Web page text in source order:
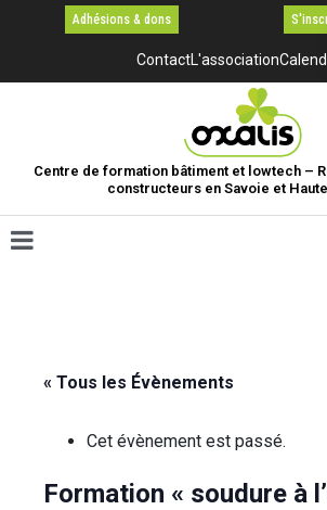
Adhésions & dons
ContactL'association
Centre de formation bâtiment et lowtech –
constructeurs en Savoie et
« Tous les Évènements
Cet évènement est passé.
Formation « soudure à